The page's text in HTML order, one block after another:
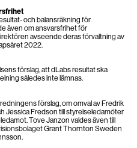
och balansräkning för
även om ansvarsfrihet för
avseende deras förvaltning av
2022.
förslag, att dLabs resultat ska
således inte lämnas.
förslag, om omval av Fredrik
Jessica Fredson till styrelseledamöter
Tove Janzon valdes även till
Grant Thornton Sweden